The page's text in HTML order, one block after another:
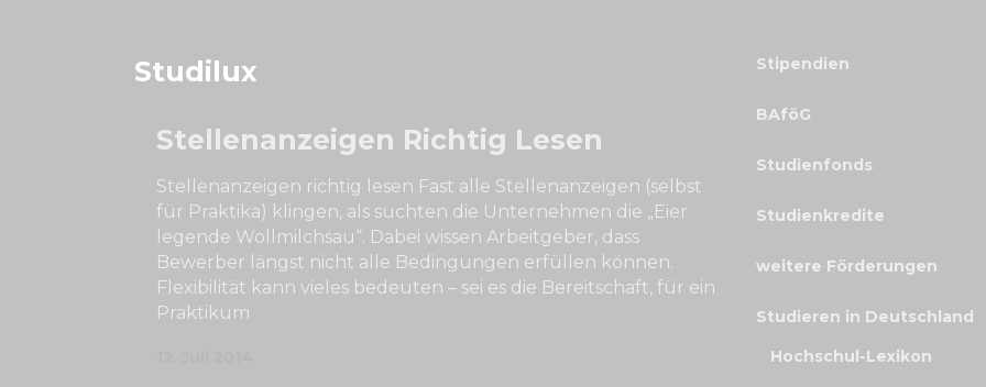
Studilux
Stellenanzeigen Richtig Lesen
Stellenanzeigen richtig lesen Fast alle Stellenanzeigen (selbst
für Praktika) klingen, als suchten die Unternehmen die „Eier
legende Wollmilchsau“. Dabei wissen Arbeitgeber, dass
Bewerber längst nicht alle Bedingungen erfüllen können.
Flexibilität kann vieles bedeuten – sei es die Bereitschaft, für ein
Praktikum
Stipendien
BAföG
Studienfonds
Studienkredite
weitere Förderungen
Studieren in Deutschland
Hochschul-Lexikon